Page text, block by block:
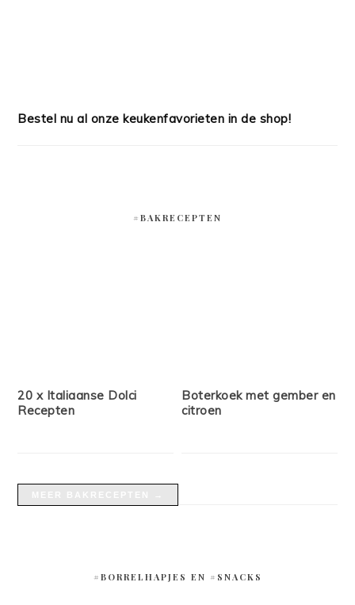
Bestel nu al onze keukenfavorieten in de shop!
#BAKRECEPTEN
20 x Italiaanse Dolci
Recepten
Boterkoek met gember en
citroen
#BORRELHAPJES EN #SNACKS